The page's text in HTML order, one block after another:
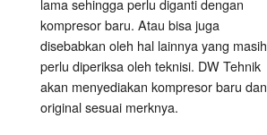
lama sehingga perlu diganti dengan
kompresor baru. Atau bisa juga
disebabkan oleh hal lainnya yang masih
perlu diperiksa oleh teknisi. DW Tehnik
akan menyediakan kompresor baru dan
original sesuai merknya.